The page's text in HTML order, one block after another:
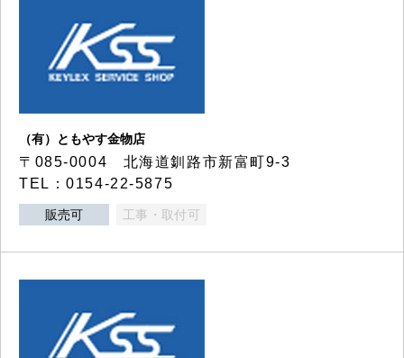
（有）ともやす金物店
〒085-0004 北海道釧路市新富町9-3
TEL：0154-22-5875
販売可 工事・取付可